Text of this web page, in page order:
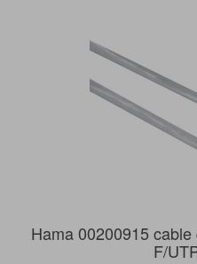
Hama 00200915
F/